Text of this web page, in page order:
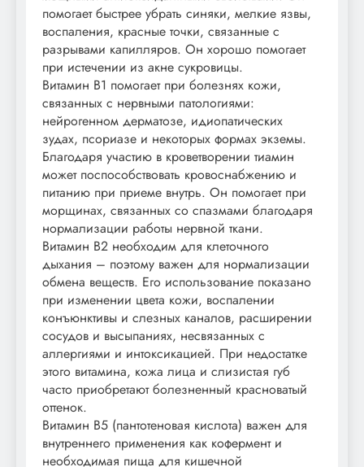
помогает быстрее убрать синяки, мелкие язвы,
воспаления, красные точки, связанные с
разрывами капилляров. Он хорошо помогает
при истечении из акне сукровицы.
Витамин В1 помогает при болезнях кожи,
связанных с нервными патологиями:
нейрогенном дерматозе, идиопатических
зудах, псориазе и некоторых формах экземы.
Благодаря участию в кроветворении тиамин
может поспособствовать кровоснабжению и
питанию при приеме внутрь. Он помогает при
морщинах, связанных со спазмами благодаря
нормализации работы нервной ткани.
Витамин В2 необходим для клеточного
дыхания – поэтому важен для нормализации
обмена веществ. Его использование показано
при изменении цвета кожи, воспалении
конъюнктивы и слезных каналов, расширении
сосудов и высыпаниях, несвязанных с
аллергиями и интоксикацией. При недостатке
этого витамина, кожа лица и слизистая губ
часто приобретают болезненный красноватый
оттенок.
Витамин В5 (пантотеновая кислота) важен для
внутреннего применения как кофермент и
необходимая пища для кишечной